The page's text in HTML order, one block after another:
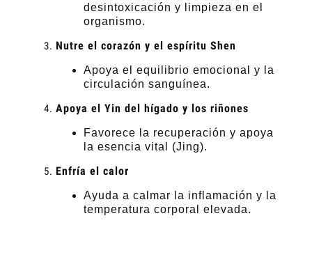
desintoxicación y limpieza en el
organismo.
Nutre el corazón y el espíritu Shen
Apoya el equilibrio emocional y la
circulación sanguínea.
Apoya el Yin del hígado y los riñones
Favorece la recuperación y apoya
la esencia vital (Jing).
Enfría el calor
Ayuda a calmar la inflamación y la
temperatura corporal elevada.